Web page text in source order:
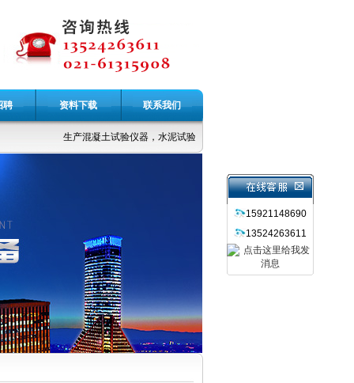
聘 资料下载 联系我们
生产混凝土试验仪器，水泥试验仪器，公路土工仪器，无损检测仪器
15921148690
13524263611